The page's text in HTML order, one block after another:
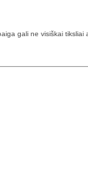
gali ne visiškai